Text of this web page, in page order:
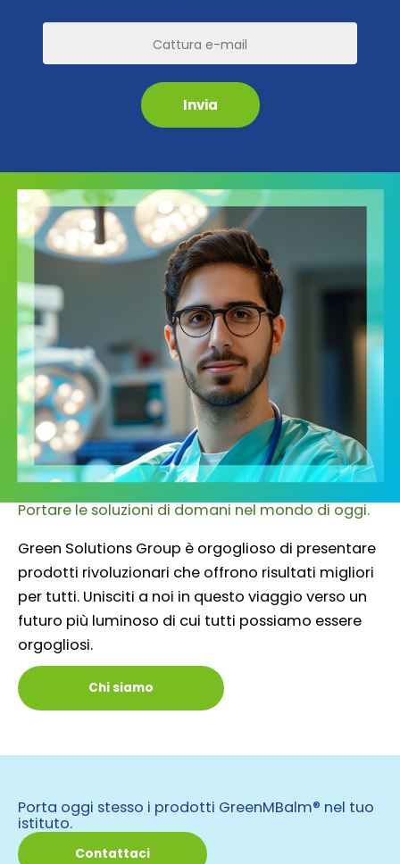
Pronto
sperimentare
Invia
Portare le soluzioni di domani nel mondo di oggi.
Green Solutions Group è orgoglioso di presentare
prodotti rivoluzionari che offrono risultati migliori
per tutti. Unisciti a noi in questo viaggio verso un
futuro più luminoso di cui tutti possiamo essere
orgogliosi.
Chi siamo
Porta oggi stesso i prodotti GreenMBalm® nel tuo
istituto.
Contattaci